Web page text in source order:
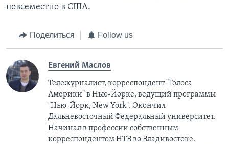
повсеместно в США.
Поделиться Follow us
Евгений Маслов
Тележурналист, корреспондент "Голоса
Америки" в Нью-Йорке, ведущий программы
"Нью-Йорк, New York". Окончил
Дальневосточный Федеральный университет.
Начинал в профессии собственным
корреспондентом НТВ во Владивостоке.